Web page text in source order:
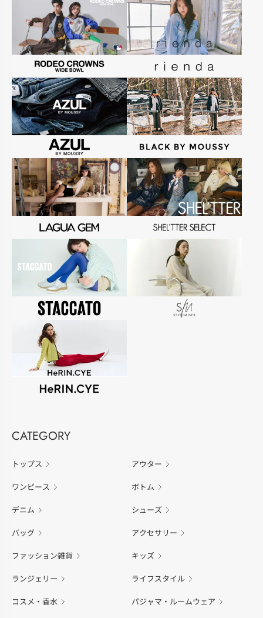
CATEGORY
トップス アウター
ワンピース ボトム
デニム シューズ
バッグ アクセサリー
ファッション雑貨 キッズ
ランジェリー ライフスタイル
コスメ・香水 パジャマ・ルームウェア